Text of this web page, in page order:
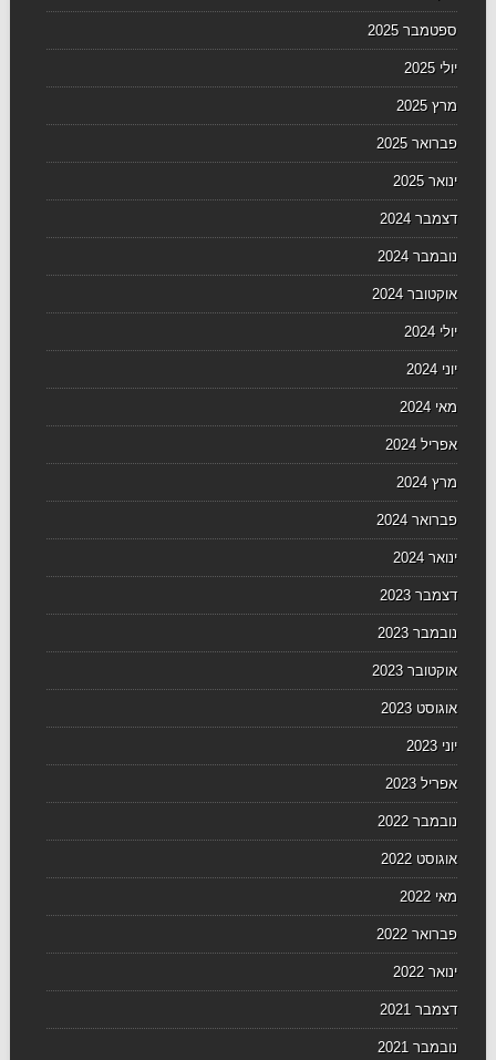
ספטמבר 2025
יולי 2025
מרץ 2025
פברואר 2025
ינואר 2025
דצמבר 2024
נובמבר 2024
אוקטובר 2024
יולי 2024
יוני 2024
מאי 2024
אפריל 2024
מרץ 2024
פברואר 2024
ינואר 2024
דצמבר 2023
נובמבר 2023
אוקטובר 2023
אוגוסט 2023
יוני 2023
אפריל 2023
נובמבר 2022
אוגוסט 2022
מאי 2022
פברואר 2022
ינואר 2022
דצמבר 2021
נובמבר 2021